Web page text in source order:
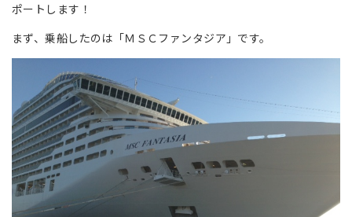
ポートします！
まず、乗船したのは「ＭＳＣファンタジア」です。